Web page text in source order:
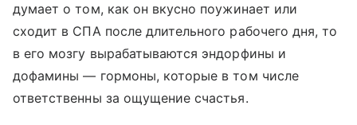
думает о том, как он вкусно поужинает или
сходит в СПА после длительного рабочего дня, то
в его мозгу вырабатываются эндорфины и
дофамины — гормоны, которые в том числе
ответственны за ощущение счастья.